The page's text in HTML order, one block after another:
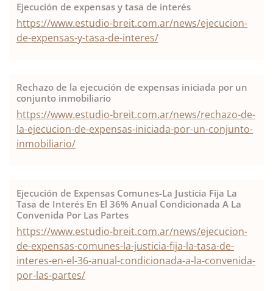
Ejecución de expensas y tasa de interés
https://www.estudio-breit.com.ar/news/ejecucion-
de-expensas-y-tasa-de-interes/
Rechazo de la ejecución de expensas iniciada por un
conjunto inmobiliario
https://www.estudio-breit.com.ar/news/rechazo-de-
la-ejecucion-de-expensas-iniciada-por-un-conjunto-
inmobiliario/
Ejecución de Expensas Comunes-La Justicia Fija La
Tasa de Interés En El 36% Anual Condicionada A La
Convenida Por Las Partes
https://www.estudio-breit.com.ar/news/ejecucion-
de-expensas-comunes-la-justicia-fija-la-tasa-de-
interes-en-el-36-anual-condicionada-a-la-convenida-
por-las-partes/